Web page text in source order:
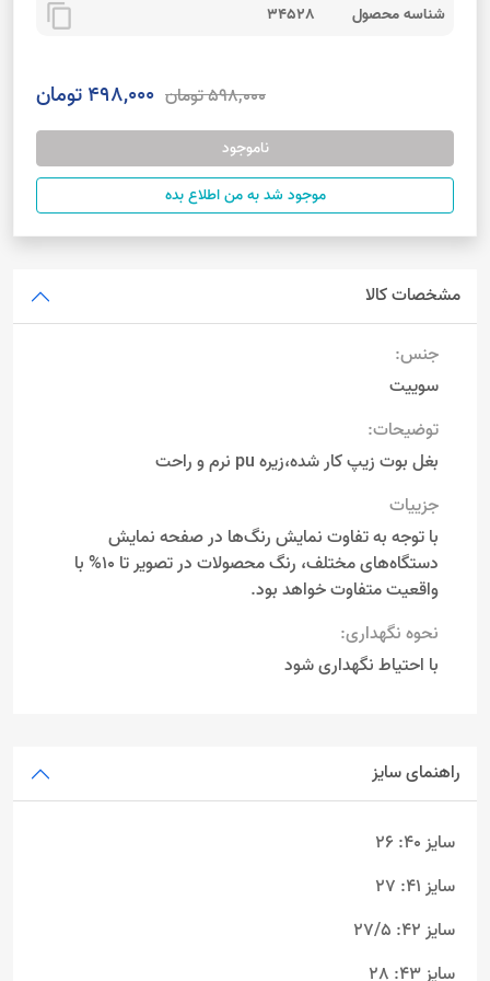
شناسه محصول 34528
content_copy
598,000 تومان 498,000 تومان
ناموجود
موجود شد به من اطلاع بده
مشخصات کالا
جنس:
سوییت
توضیحات:
بغل بوت زیپ کار شده،زیره pu نرم و راحت
جزییات
با توجه به تفاوت نمایش رنگ‌ها در صفحه نمایش
دستگاه‌های مختلف، رنگ محصولات در تصویر تا 10% با
واقعیت متفاوت خواهد بود.
نحوه نگهداری:
با احتیاط نگهداری شود
راهنمای سایز
سایز 40: 26
سایز 41: 27
سایز 42: 27/5
سایز 43: 28